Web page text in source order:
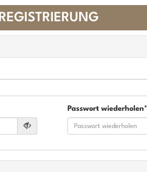
REGISTRIERUNG
Passwort wiederholen*